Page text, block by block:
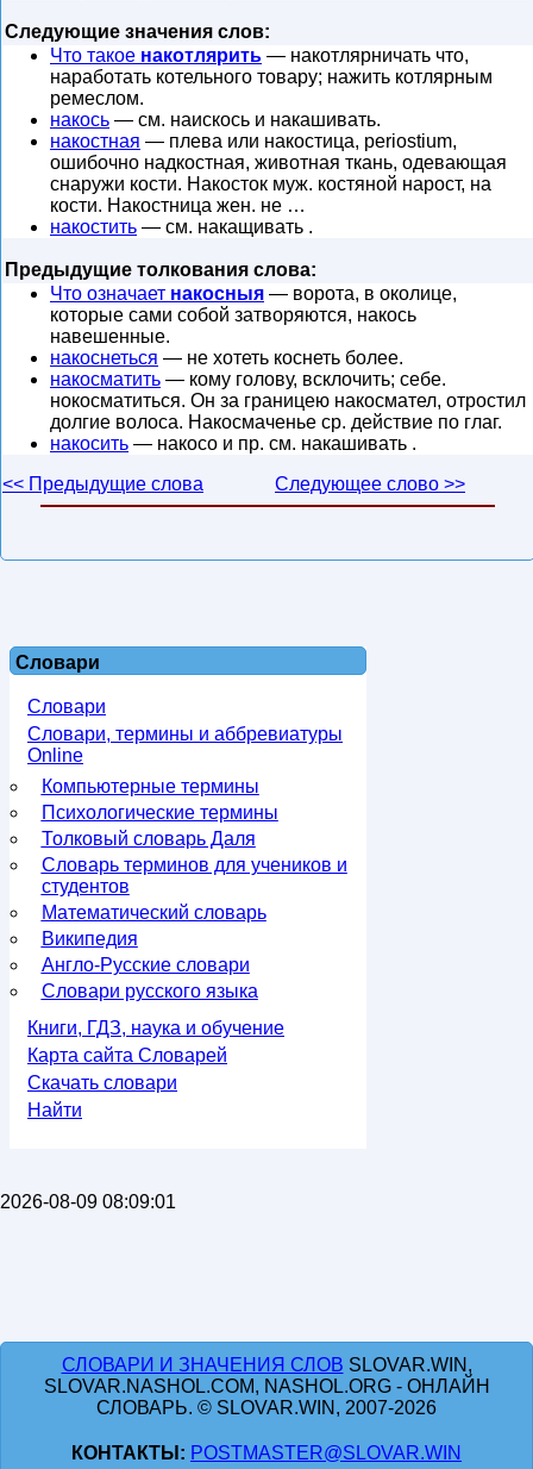
Следующие значения слов:
Что такое накотлярить — накотлярничать что,
наработать котельного товару; нажить котлярным
ремеслом.
накось — см. наискось и накашивать.
накостная — плева или накостица, periostium,
ошибочно надкостная, животная ткань, одевающая
снаружи кости. Накосток муж. костяной нарост, на
кости. Накостница жен. не …
накостить — см. накащивать .
Предыдущие толкования слова:
Что означает накосныя — ворота, в околице,
которые сами собой затворяются, накось
навешенные.
накоснеться — не хотеть коснеть более.
накосматить — кому голову, всклочить; себе.
нокосматиться. Он за границею накосмател, отростил
долгие волоса. Накосмаченье ср. действие по глаг.
накосить — накосо и пр. см. накашивать .
<< Предыдущие слова
Следующее слово >>
Словари
Словари
Словари, термины и аббревиатуры
Online
Компьютерные термины
Психологические термины
Толковый словарь Даля
Словарь терминов для учеников и
студентов
Математический словарь
Википедия
Англо-Русские словари
Словари русского языка
Книги, ГДЗ, наука и обучение
Карта сайта Словарей
Скачать словари
Найти
2026-08-09 08:09:01
СЛОВАРИ И ЗНАЧЕНИЯ СЛОВ SLOVAR.WIN,
SLOVAR.NASHOL.COM, NASHOL.ORG - ОНЛАЙН
СЛОВАРЬ. © SLOVAR.WIN, 2007-2026
КОНТАКТЫ: POSTMASTER@SLOVAR.WIN